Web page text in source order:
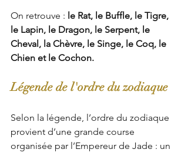
On retrouve : le Rat, le Buffle, le Tigre,
le Lapin, le Dragon, le Serpent, le
Cheval, la Chèvre, le Singe, le Coq, le
Chien et le Cochon.
Légende de l'ordre du zodiaque
Selon la légende, l’ordre du zodiaque
provient d’une grande course
organisée par l’Empereur de Jade : un